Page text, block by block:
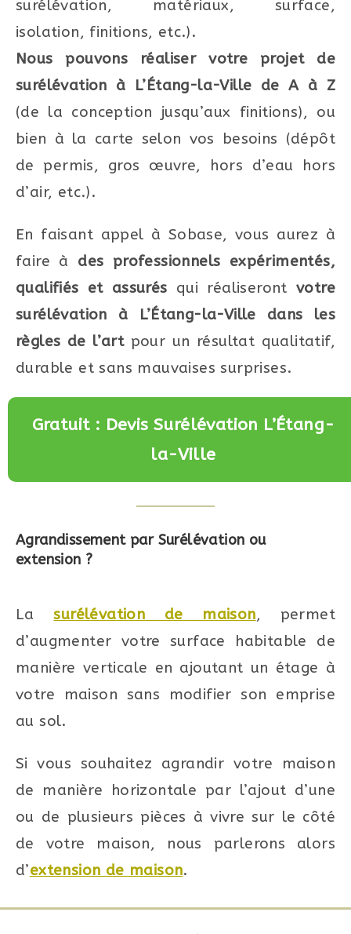
surélévation, matériaux, surface,
isolation, finitions, etc.).
Nous pouvons réaliser votre projet de
surélévation à L’Étang-la-Ville de A à Z
(de la conception jusqu’aux finitions), ou
bien à la carte selon vos besoins (dépôt
de permis, gros œuvre, hors d’eau hors
d’air, etc.).
En faisant appel à Sobase, vous aurez à
faire à des professionnels expérimentés,
qualifiés et assurés qui réaliseront votre
surélévation à L’Étang-la-Ville dans les
règles de l’artpour un résultat qualitatif,
durable et sans mauvaises surprises.
Gratuit : Devis Surélévation L’Étang-
la-Ville
Agrandissement par Surélévation ou
extension ?
Lasurélévation de maison, permet
d’augmenter votre surface habitable de
manière verticale en ajoutant un étage à
votre maison sans modifier son emprise
au sol.
Si vous souhaitez agrandir votre maison
de manière horizontale par l’ajout d’une
ou de plusieurs pièces à vivre sur le côté
de votre maison, nous parlerons alors
d’extension de maison.